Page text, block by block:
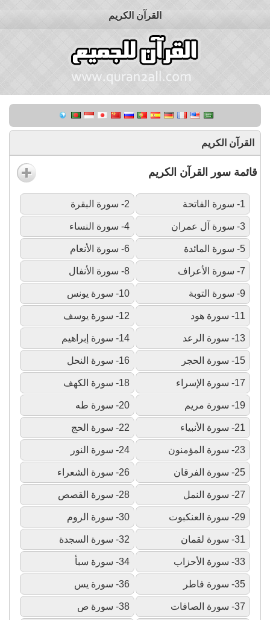
القرآن الكريم
القرآن الكريم
قائمة سور القرآن الكريم
1- سورة الفاتحة 2- سورة البقرة
3- سورة آل عمران 4- سورة النساء
5- سورة المائدة 6- سورة الأنعام
7- سورة الأعراف 8- سورة الأنفال
9- سورة التوبة 10- سورة يونس
11- سورة هود 12- سورة يوسف
13- سورة الرعد 14- سورة إبراهيم
15- سورة الحجر 16- سورة النحل
17- سورة الإسراء 18- سورة الكهف
19- سورة مريم 20- سورة طه
21- سورة الأنبياء 22- سورة الحج
23- سورة المؤمنون 24- سورة النور
25- سورة الفرقان 26- سورة الشعراء
27- سورة النمل 28- سورة القصص
29- سورة العنكبوت 30- سورة الروم
31- سورة لقمان 32- سورة السجدة
33- سورة الأحزاب 34- سورة سبأ
35- سورة فاطر 36- سورة يس
37- سورة الصافات 38- سورة ص